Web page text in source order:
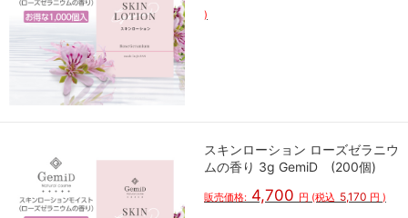
)
スキンローション ローズゼラニウ
ムの香り 3g GemiD (200個)
販売価格: 4,700 円 (税込 5,170 円 )